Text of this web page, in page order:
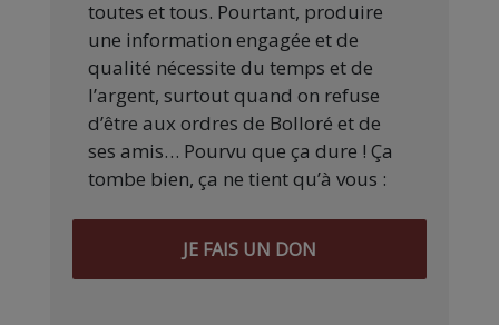
toutes et tous. Pourtant, produire
une information engagée et de
qualité nécessite du temps et de
l’argent, surtout quand on refuse
d’être aux ordres de Bolloré et de
ses amis… Pourvu que ça dure ! Ça
tombe bien, ça ne tient qu’à vous :
JE FAIS UN DON